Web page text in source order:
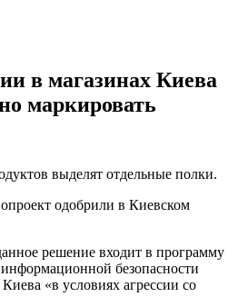
в магазинах Киева
маркировать
выделят отдельные полки.
одобрили в Киевском
решение входит в программу
безопасности
«в условиях агрессии со